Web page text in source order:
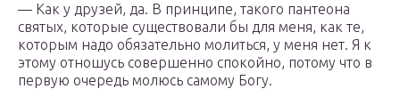
— Как у друзей, да. В принципе, такого пантеона
святых, которые существовали бы для меня, как те,
которым надо обязательно молиться, у меня нет. Я к
этому отношусь совершенно спокойно, потому что в
первую очередь молюсь самому Богу.